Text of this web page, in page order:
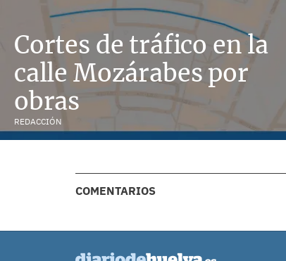
Cortes de tráfico en la
calle Mozárabes por
obras
REDACCIÓN
COMENTARIOS